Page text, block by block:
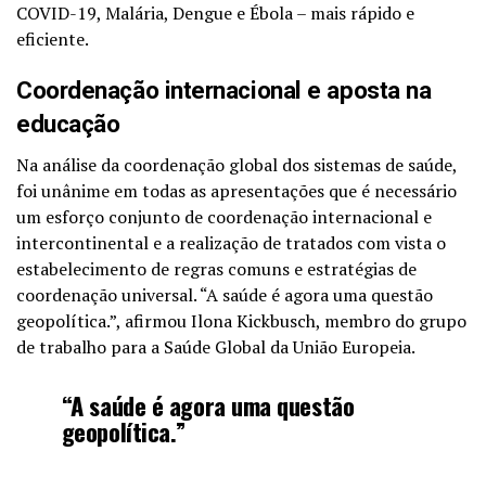
COVID-19, Malária, Dengue e Ébola – mais rápido e
eficiente.
Coordenação internacional e aposta na
educação
Na análise da coordenação global dos sistemas de saúde,
foi unânime em todas as apresentações que é necessário
um esforço conjunto de coordenação internacional e
intercontinental e a realização de tratados com vista o
estabelecimento de regras comuns e estratégias de
coordenação universal. “A saúde é agora uma questão
geopolítica.”, afirmou Ilona Kickbusch, membro do grupo
de trabalho para a Saúde Global da União Europeia.
“A saúde é agora uma questão
geopolítica.”